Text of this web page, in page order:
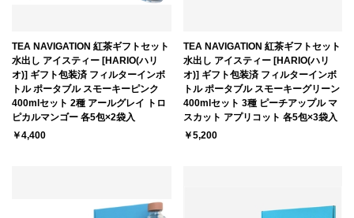
TEA NAVIGATION 紅茶ギフトセット
水出し アイスティー [HARIO(ハリ
オ)] ギフト包装済 フィルターインボ
トル ポータブル スモーキーピンク
400mlセット 2種 アールグレイ トロ
ピカルマンゴー 各5包×2袋入
￥4,400
TEA NAVIGATION 紅茶ギフトセット
水出し アイスティー [HARIO(ハリ
オ)] ギフト包装済 フィルターインボ
トル ポータブル スモーキーグリーン
400mlセット 3種 ピーチアップル マ
スカット アプリコット 各5包×3袋入
￥5,200